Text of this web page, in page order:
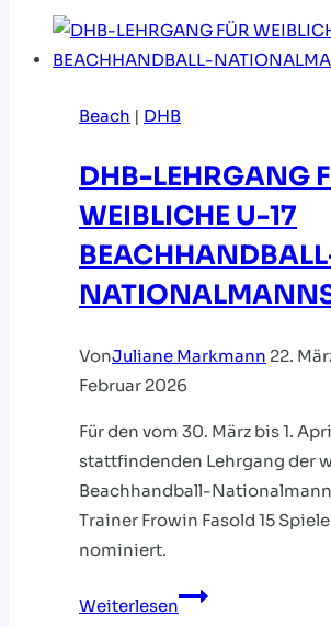
mit
Härtetest
Beach | DHB
DHB-LEHRGANG
WEIBLICHE U-17
VonJuliane Markmann 22.
Februar 2026
Für den vom 30. März bis 1.
stattfindenden Lehrgang der
Beachhandball-
Trainer Frowin Fasold 15
nominiert.
Weiterlesen
DHB-